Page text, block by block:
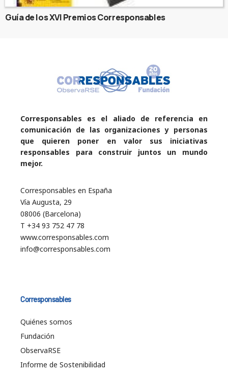
Guía de los XVI Premios Corresponsables
Corresponsables es el aliado de referencia en
comunicación de las organizaciones y personas
que quieren poner en valor sus iniciativas
responsables para construir juntos un mundo
mejor.
Corresponsables en España
Vía Augusta, 29
08006 (Barcelona)
T +34 93 752 47 78
www.corresponsables.com
info@corresponsables.com
Corresponsables
Quiénes somos
Fundación
ObservaRSE
Informe de Sostenibilidad